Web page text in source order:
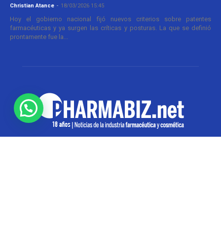
Christian Atance - 18/03/2026 15:45
Hoy el gobierno nacional fijó nuevos criterios sobre patentes
farmacéuticas y ya surgen las críticas y posturas. La que se definió
prontamente fue la...